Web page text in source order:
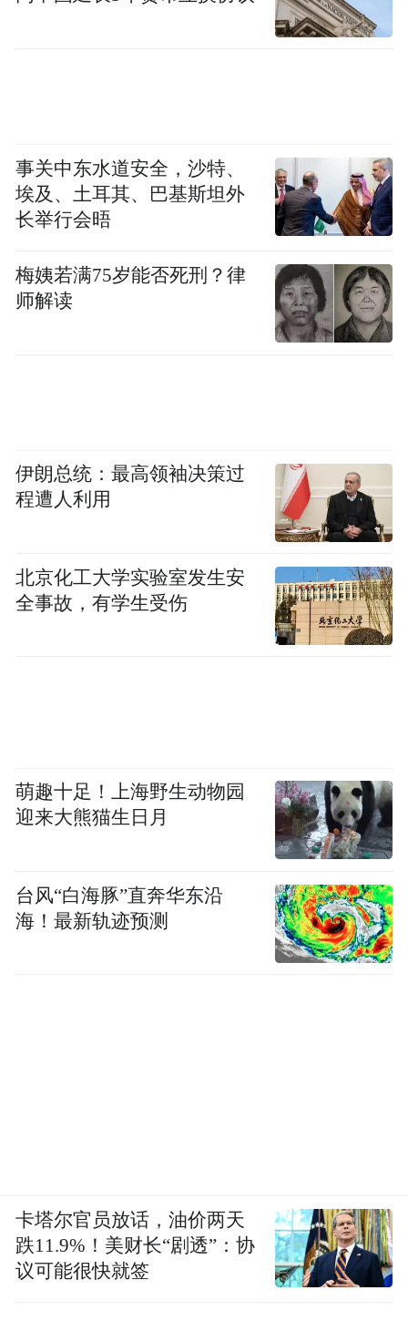
事关中东水道安全，沙特、
埃及、土耳其、巴基斯坦外
长举行会晤
梅姨若满75岁能否死刑？律
师解读
伊朗总统：最高领袖决策过
程遭人利用
北京化工大学实验室发生安
全事故，有学生受伤
萌趣十足！上海野生动物园
迎来大熊猫生日月
台风“白海豚”直奔华东沿
海！最新轨迹预测
卡塔尔官员放话，油价两天
跌11.9%！美财长“剧透”：协
议可能很快就签